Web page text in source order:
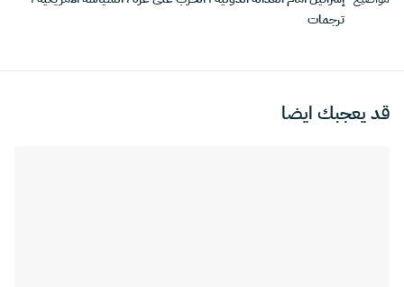
ترجمات
قد يعجبك ايضا